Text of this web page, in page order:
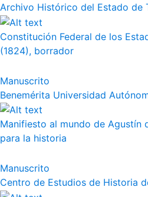
Archivo Histórico del Estado de
Constitución Federal de los
(1824), borrador
Manuscrito
Benemérita Universidad
Manifiesto al mundo de Agustín
para la historia
Manuscrito
Centro de Estudios de Historia